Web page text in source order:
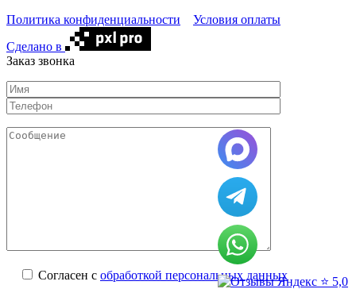
Политика конфиденциальности
Условия оплаты
Сделано в
Заказ звонка
Согласен с обработкой персональных данных ⭐ 5,0